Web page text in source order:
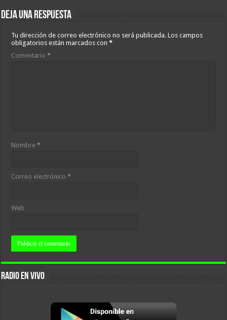
Deja una respuesta
Tu dirección de correo electrónico no será publicada. Los campos
obligatorios están marcados con*
Comentario*
Nombre*
Correo electrónico*
Web
RADIO EN VIVO